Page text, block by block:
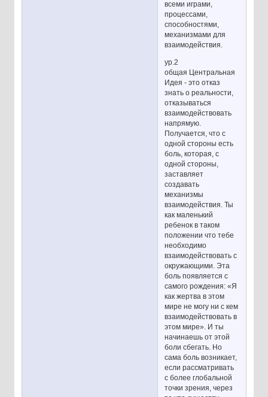
всеми играми,
процессами,
способностями,
механизмами для
взаимодействия.
ур.2
общая Центральная
Идея - это отказ
знать о реальности,
отказываться
взаимодействовать
напрямую.
Получается, что с
одной стороны есть
боль, которая, с
одной стороны,
заставляет
создавать
механизмы
взаимодействия. Ты
как маленький
ребенок в таком
положении что тебе
необходимо
взаимодействовать с
окружающими. Эта
боль появляется с
самого рождения: «Я
как жертва в этом
мире не могу ни с кем
взаимодействовать в
этом мире». И ты
начинаешь от этой
боли сбегать. Но
сама боль возникает,
если рассматривать
с более глобальной
точки зрения, через